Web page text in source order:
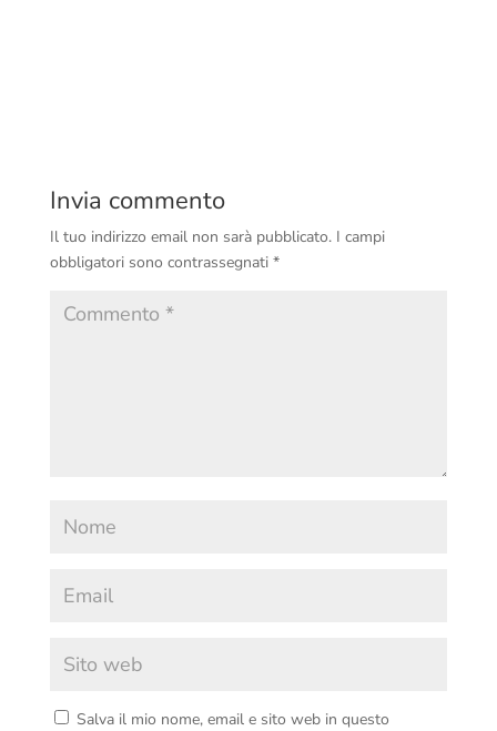
Invia commento
Il tuo indirizzo email non sarà pubblicato. I campi
obbligatori sono contrassegnati *
Salva il mio nome, email e sito web in questo